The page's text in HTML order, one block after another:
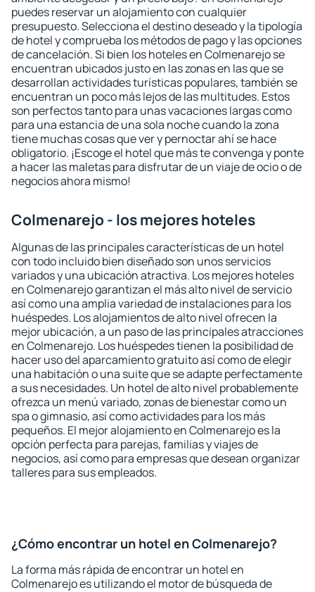
puedes reservar un alojamiento con cualquier
presupuesto. Selecciona el destino deseado y la tipología
de hotel y comprueba los métodos de pago y las opciones
de cancelación. Si bien los hoteles en Colmenarejo se
encuentran ubicados justo en las zonas en las que se
desarrollan actividades turísticas populares, también se
encuentran un poco más lejos de las multitudes. Estos
son perfectos tanto para unas vacaciones largas como
para una estancia de una sola noche cuando la zona
tiene muchas cosas que ver y pernoctar ahí se hace
obligatorio. ¡Escoge el hotel que más te convenga y ponte
a hacer las maletas para disfrutar de un viaje de ocio o de
negocios ahora mismo!
Colmenarejo - los mejores hoteles
Algunas de las principales características de un hotel
con todo incluido bien diseñado son unos servicios
variados y una ubicación atractiva. Los mejores hoteles
en Colmenarejo garantizan el más alto nivel de servicio
así como una amplia variedad de instalaciones para los
huéspedes. Los alojamientos de alto nivel ofrecen la
mejor ubicación, a un paso de las principales atracciones
en Colmenarejo. Los huéspedes tienen la posibilidad de
hacer uso del aparcamiento gratuito así como de elegir
una habitación o una suite que se adapte perfectamente
a sus necesidades. Un hotel de alto nivel probablemente
ofrezca un menú variado, zonas de bienestar como un
spa o gimnasio, así como actividades para los más
pequeños. El mejor alojamiento en Colmenarejo es la
opción perfecta para parejas, familias y viajes de
negocios, así como para empresas que desean organizar
talleres para sus empleados.
¿Cómo encontrar un hotel en Colmenarejo?
La forma más rápida de encontrar un hotel en
Colmenarejo es utilizando el motor de búsqueda de